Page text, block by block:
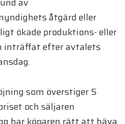
åtgärd eller
ökade produktions- eller
inträffat efter avtalets
som överstiger 5
och säljaren